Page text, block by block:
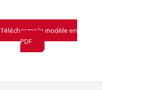
Télécharger le modèle en
PDF